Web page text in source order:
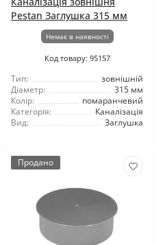
Pestan Заглушка 315 мм
Немає в наявності
Код товару: 95157
Тип:
зовнішній
Діаметр:
315 мм
Колір:
помаранчевий
Категорія:
Каналізація
Вид:
Заглушка
Продано